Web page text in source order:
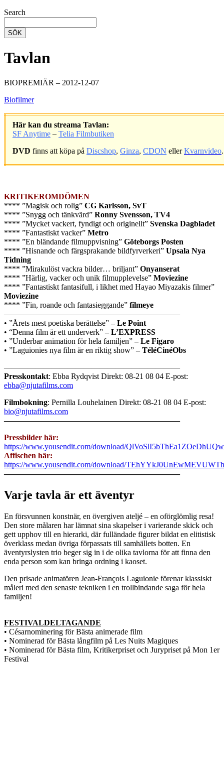
Search
SÖK
Tavlan
BIOPREMIÄR – 2012-12-07
Biofilmer
Här kan du streama Tavlan:
SF Anytime – Telia Filmbutiken
DVD finns att köpa på Discshop, Ginza, CDON ellerKvarnvideo.
KRITIKEROMDÖMEN
**** ”Magisk och rolig” CG Karlsson, SvT
**** ”Snygg och tänkvärd” Ronny Svensson, TV4
**** ”Mycket vackert, fyndigt och originellt” Svenska Dagbladet
**** ”Fantastiskt vacker” Metro
**** ”En bländande filmuppvisning” Göteborgs Posten
**** ”Hisnande och färgsprakande bildfyrverkeri” Upsala Nya
Tidning
**** ”Mirakulöst vackra bilder… briljant” Onyanserat
**** ”Härlig, vacker och unik filmupplevelse” Moviezine
**** ”Fantastiskt fantasifull, i likhet med Hayao Miyazakis filmer”
Moviezine
**** ”Fin, roande och fantasieggande” filmeye
——————————————————————
• ”Årets mest poetiska berättelse”– Le Point
• “Denna film är ett underverk”– L’EXPRESS
• ”Underbar animation för hela familjen”– Le Figaro
• ”Laguionies nya film är en riktig show”– TéléCinéObs
——————————————————————
Presskontakt: Ebba Rydqvist Direkt: 08-21 08 04 E-post:
ebba@njutafilms.com
Filmbokning: Pernilla Louhelainen Direkt: 08-21 08 04 E-post:
bio@njutafilms.com
——————————————————————
Pressbilder här:
https://www.yousendit.com/download/QlVoSlI5bThEa1ZOeDhUQw
Affischen här:
https://www.yousendit.com/download/
——————————————————————
Varje tavla är ett äventyr
En försvunnen konstnär, en övergiven ateljé – en oförglömlig resa!
Den store målaren har lämnat sina skapelser i varierande skick och
gett upphov till en hierarki, där fulländade figurer bildat en elitistisk
överklass medan övriga förpassats till samhällets botten. En
äventyrslysten trio beger sig in i de olika tavlorna för att finna den
enda person som kan bringa ordning i kaoset.
Den prisade animatören Jean-François Laguionie förenar klassiskt
måleri med den senaste tekniken i en trollbindande saga för hela
familjen!
FESTIVALDELTAGANDE
• Césarnominering för Bästa animerade film
• Nominerad för Bästa långfilm på Les Nuits Magiques
• Nominerad för Bästa film, Kritikerpriset och Jurypriset på Mon 1er
Festival